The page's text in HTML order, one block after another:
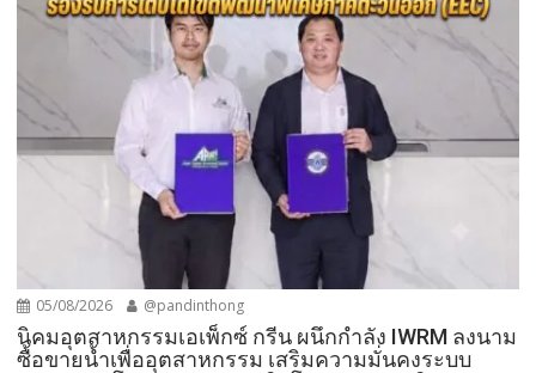
05/08/2026 @pandinthong
​นิคมอุตสาหกรรมเอเพ็กซ์ กรีน ผนึกกำลัง IWRM ลงนาม
ซื้อขายน้ำเพื่ออุตสาหกรรม เสริมความมั่นคงระบบ